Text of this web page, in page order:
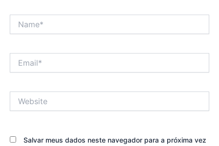
Salvar meus dados neste navegador para a próxima vez